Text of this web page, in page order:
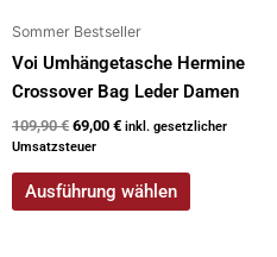
Sommer Bestseller
Voi Umhängetasche Hermine
Crossover Bag Leder Damen
109,90€ 69,00 € inkl. gesetzlicher
Umsatzsteuer
Ausführung wählen
werden